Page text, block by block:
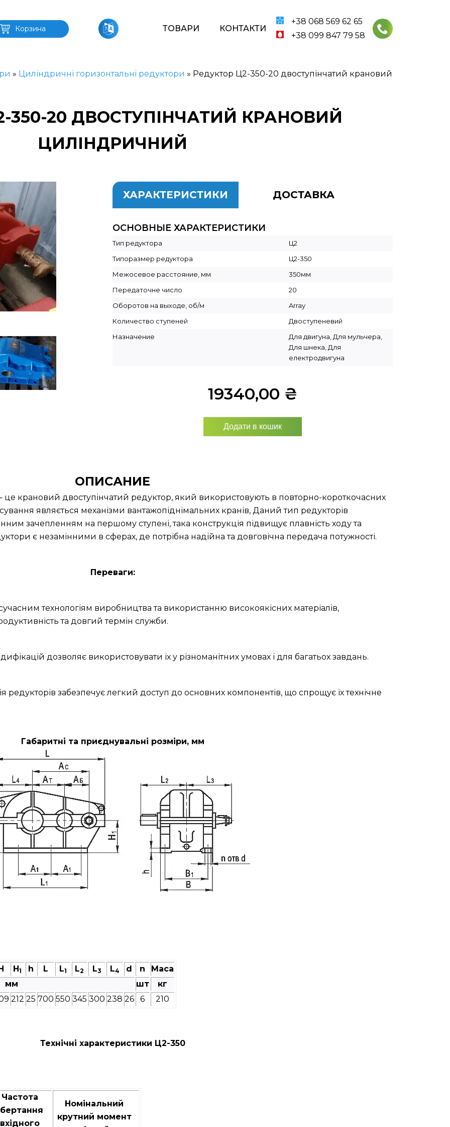
Корзина ТОВАРИ КОНТАКТИ
+38 068 569 62 65
+38 099 847 79 58
» Циліндричні горизонтальні редуктори » Редуктор Ц2-350-20 двоступінчатий крановий
350-20 ДВОСТУПІНЧАТИЙ КРАНОВИЙ
ЦИЛІНДРИЧНИЙ
ХАРАКТЕРИСТИКИ ДОСТАВКА
ОСНОВНЫЕ ХАРАКТЕРИСТИКИ
Тип редуктора
Ц2
Типоразмер редуктора
Ц2-350
Межосевое расстояние, мм
350мм
Передаточне число
20
Оборотов на выходе, об/м
Array
Количество ступеней
Двоступеневий
Назначение
Для двигуна, Для мульчера,
Для шнека, Для
електродвигуна
19340,00 ₴
Додати в кошик
ОПИСАНИЕ
це крановий двоступінчатий редуктор, який використовують в повторно-короткочасних
являється механізми вантажопіднімальних кранів, Даний тип редукторів
зачепленням на першому ступені, така конструкція підвищує плавність ходу та
є незамінними в сферах, де потрібна надійна та довговічна передача потужності.
Переваги:
технологіям виробництва та використанню високоякісних матеріалів,
та довгий термін служби.
дозволяє використовувати їх у різноманітних умовах і для багатьох завдань.
редукторів забезпечує легкий доступ до основних компонентів, що спрощує їх технічне
Габаритні та приєднувальні розміри, мм
Н 1 h L L1 L2 L3 L4 d n
Маса
мм
шт
кг
212 25 700 550 345 300 238 26 6 210
Технічні характеристики Ц2-350
Частота
вхідного
Номінальний
крутний момент